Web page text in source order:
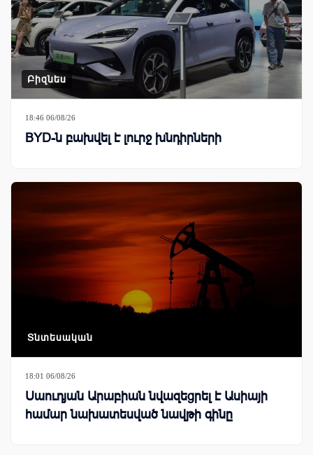
Բիզնես
18:46 06/08/26
BYD-ն բախվել է լուրջ խնդիրների
Տնտեսական
18:01 06/08/26
Սաուդյան Արաբիան նվազեցրել է Ասիայի
համար նախատեսված նավթի գինը